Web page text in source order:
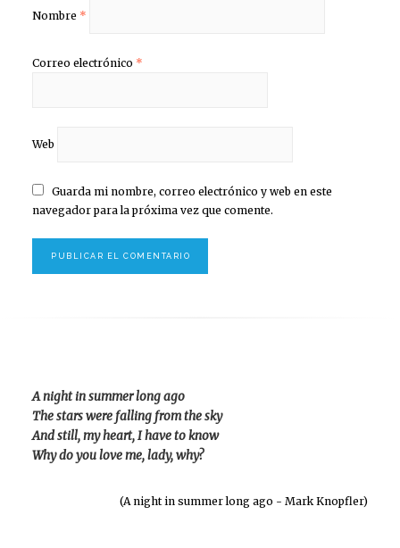
Nombre *
Correo electrónico *
Web
Guarda mi nombre, correo electrónico y web en este
navegador para la próxima vez que comente.
A night in summer long ago
The stars were falling from the sky
And still, my heart, I have to know
Why do you love me, lady, why?
(A night in summer long ago - Mark Knopfler)